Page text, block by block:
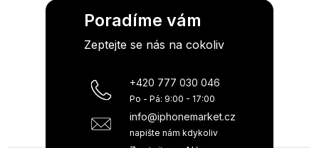
Poradíme vám
Zeptejte se nás na cokoliv
+420 777 030 046
Po - Pá: 9:00 - 17:00
info@iphonemarket.cz
napište nám kdykoliv